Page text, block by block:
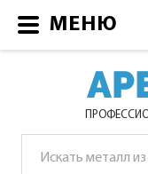
МЕНЮ